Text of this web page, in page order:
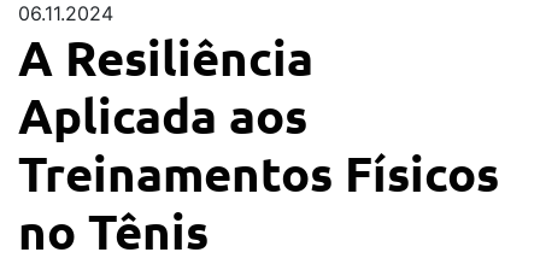
06.11.2024
A Resiliência
Aplicada aos
Treinamentos Físicos
no Tênis